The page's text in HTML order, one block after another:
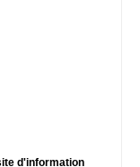
d'information